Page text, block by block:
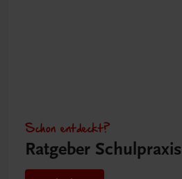
Schon entdeckt?
Ratgeber Schulpraxis